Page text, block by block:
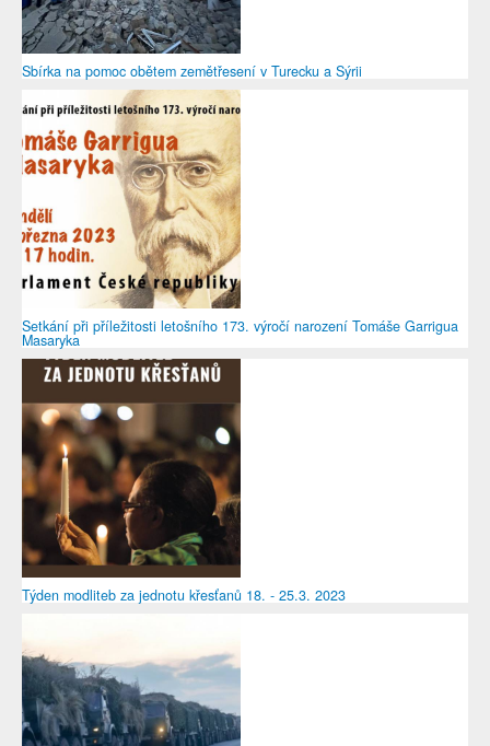
Sbírka na pomoc obětem zemětřesení v Turecku a Sýrii
Setkání při příležitosti letošního 173. výročí narození Tomáše Garrigua
Masaryka
Týden modliteb za jednotu křesťanů 18. - 25.3. 2023